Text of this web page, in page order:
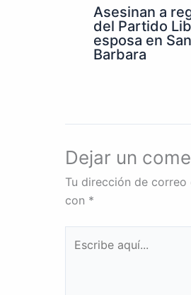
Asesinan a
del Partido
esposa en
Barbara
Dejar un
Tu dirección de
con *
aquí...